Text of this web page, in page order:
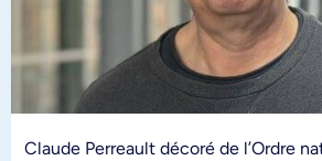
Claude Perreault décoré de l’Ordre